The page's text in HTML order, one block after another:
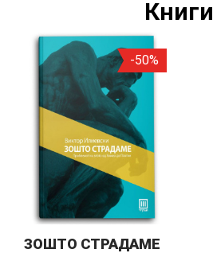
Книги
-50%
ЗОШТО СТРАДАМЕ